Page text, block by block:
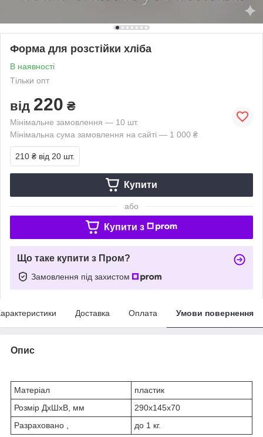
Форма для розстійки хліба
В наявності
Тільки опт
від 220 ₴
Мінімальне замовлення — 10 шт.
Мінімальна сума замовлення на сайті — 1 000 ₴
210 ₴ від 20 шт.
Купити
або
Купити з
Що таке купити з Пром?
Замовлення під захистом
Доставка Оплата Умови повернення
Опис
Матеріал
пластик
Розмір ДхШхВ, мм
290х145х70
Разраховано ,
до 1 кг.